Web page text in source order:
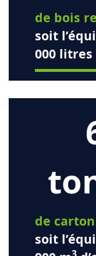
de bois
soit
000
de
soit